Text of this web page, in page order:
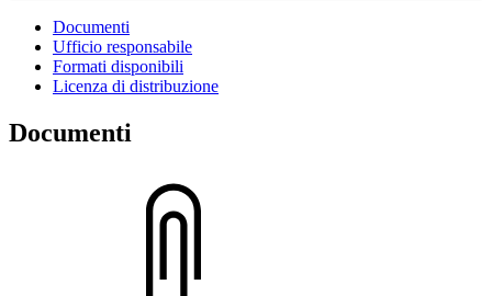
Documenti
Ufficio responsabile
Formati disponibili
Licenza di distribuzione
Documenti